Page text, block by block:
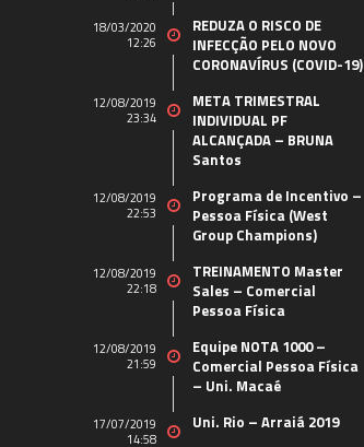
18/03/2020
12:26
REDUZA O RISCO DE
INFECÇÃO PELO NOVO
CORONAVÍRUS (COVID-19)
12/08/2019
23:34
META TRIMESTRAL
INDIVIDUAL PF
ALCANÇADA – BRUNA
Santos
12/08/2019
22:53
Programa de Incentivo –
Pessoa Física (West
Group Champions)
12/08/2019
22:18
TREINAMENTO Master
Sales – Comercial
Pessoa Física
12/08/2019
21:59
Equipe NOTA 1000 –
Comercial Pessoa Física
– Uni. Macaé
17/07/2019
14:58
Uni. Rio – Arraiá 2019